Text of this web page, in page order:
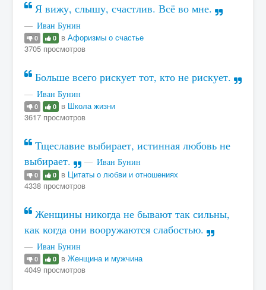
Я вижу, слышу, счастлив. Всё во мне.
Иван Бунин
0 0 в Афоризмы о счастье
3705 просмотров
Больше всего рискует тот, кто не рискует.
Иван Бунин
0 0 в Школа жизни
3617 просмотров
Тщеславие выбирает, истинная любовь не
выбирает.
Иван Бунин
0 0 в Цитаты о любви и отношениях
4338 просмотров
Женщины никогда не бывают так сильны,
как когда они вооружаются слабостью.
Иван Бунин
0 0 в Женщина и мужчина
4049 просмотров